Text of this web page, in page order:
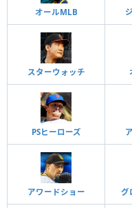
オールMLB
スターウォッチ
PSヒーローズ
アワードショー グ